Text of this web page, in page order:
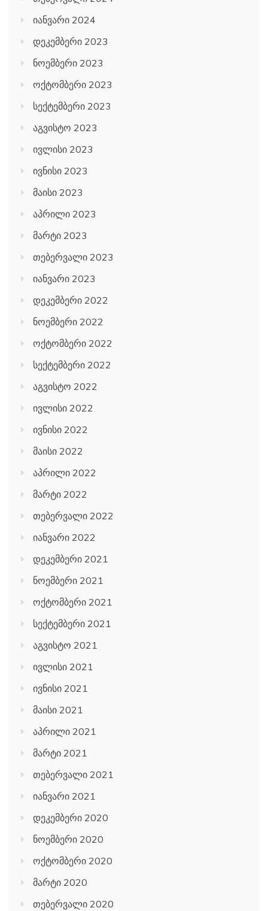
იანვარი 2024
დეკემბერი 2023
ნოემბერი 2023
ოქტომბერი 2023
სექტემბერი 2023
აგვისტო 2023
ივლისი 2023
ივნისი 2023
მაისი 2023
აპრილი 2023
მარტი 2023
თებერვალი 2023
იანვარი 2023
დეკემბერი 2022
ნოემბერი 2022
ოქტომბერი 2022
სექტემბერი 2022
აგვისტო 2022
ივლისი 2022
ივნისი 2022
მაისი 2022
აპრილი 2022
მარტი 2022
თებერვალი 2022
იანვარი 2022
დეკემბერი 2021
ნოემბერი 2021
ოქტომბერი 2021
სექტემბერი 2021
აგვისტო 2021
ივლისი 2021
ივნისი 2021
მაისი 2021
აპრილი 2021
მარტი 2021
თებერვალი 2021
იანვარი 2021
დეკემბერი 2020
ნოემბერი 2020
ოქტომბერი 2020
მარტი 2020
თებერვალი 2020